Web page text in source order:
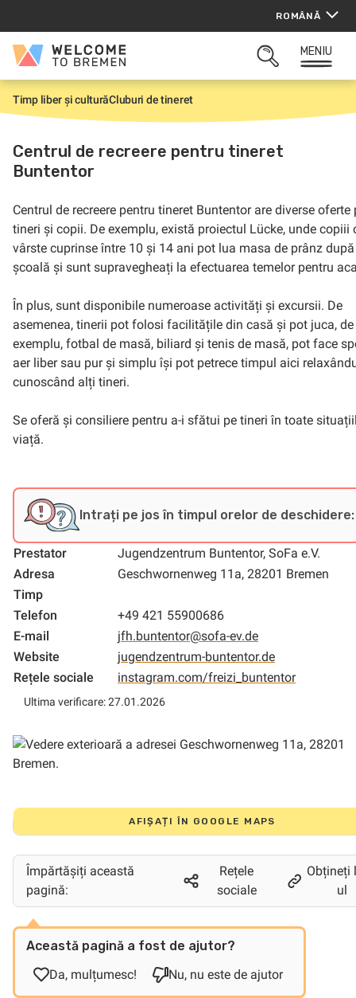
conținut
ROMÂNĂ
Welcome
Bremen
CĂUTARE
MENIU
P
r
m
a
p
i
ă
Timp liber și culturăCluburi de tineret
Centrul de recreere pentru tineret
Buntentor
Centrul de recreere pentru tineret Buntentor are diverse oferte
tineri și copii. De exemplu, există proiectul Lücke, unde copiii
vârste cuprinse între 10 și 14 ani pot lua masa de prânz după
școală și sunt supravegheați la efectuarea temelor pentru
În plus, sunt disponibile numeroase activități și excursii. De
asemenea, tinerii pot folosi facilitățile din casă și pot juca, de
exemplu, fotbal de masă, biliard și tenis de masă, pot face
aer liber sau pur și simplu își pot petrece timpul aici
cunoscând alți tineri.
Se oferă și consiliere pentru a-i sfătui pe tineri în toate
viață.
Intrați pe jos în timpul orelor de deschidere:
Prestator
Jugendzentrum Buntentor, SoFa e.V.
Adresa
Geschwornenweg 11a, 28201 Bremen
Timp
Telefon
+49 421 55900686
E-mail
jfh.buntentor@sofa-ev.de
Website
jugendzentrum-buntentor.de
Rețele sociale
instagram.com/freizi_buntentor
Ultima verificare: 27.01.2026
AFIȘAȚI ÎN GOOGLE MAPS
Împărtășiți această
pagină:
Rețele
sociale
Obțineți
ul
Această pagină a fost de ajutor?
Da, mulțumesc!
Nu, nu este de ajutor